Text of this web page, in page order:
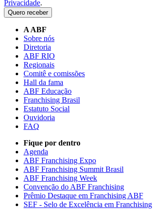
Privacidade.
Quero receber
A ABF
Sobre nós
Diretoria
ABF RIO
Regionais
Comitê e comissões
Hall da fama
ABF Educação
Franchising Brasil
Estatuto Social
Ouvidoria
FAQ
Fique por dentro
Agenda
ABF Franchising Expo
ABF Franchising Summit Brasil
ABF Franchising Week
Convenção do ABF Franchising
Prêmio Destaque em Franchising ABF
SEF - Selo de Excelência em Franchising